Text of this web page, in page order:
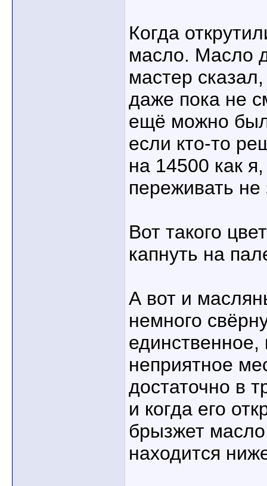
Когда
масло. Масло
мастер
даже пока не
ещё можно
если кто-то
на 14500 как
переживать не
Вот такого
капнуть на
А вот и
немного
неприятное
достаточно в
и когда его
брызжет
находится